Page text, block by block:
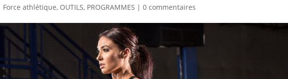
Force athlétique, OUTILS, PROGRAMMES | 0 commentaires